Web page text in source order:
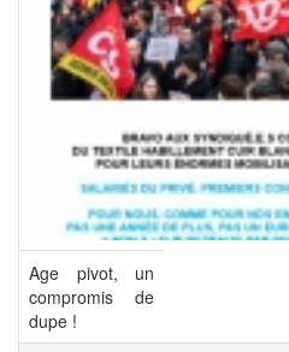
Age pivot, un
compromis de
dupe !